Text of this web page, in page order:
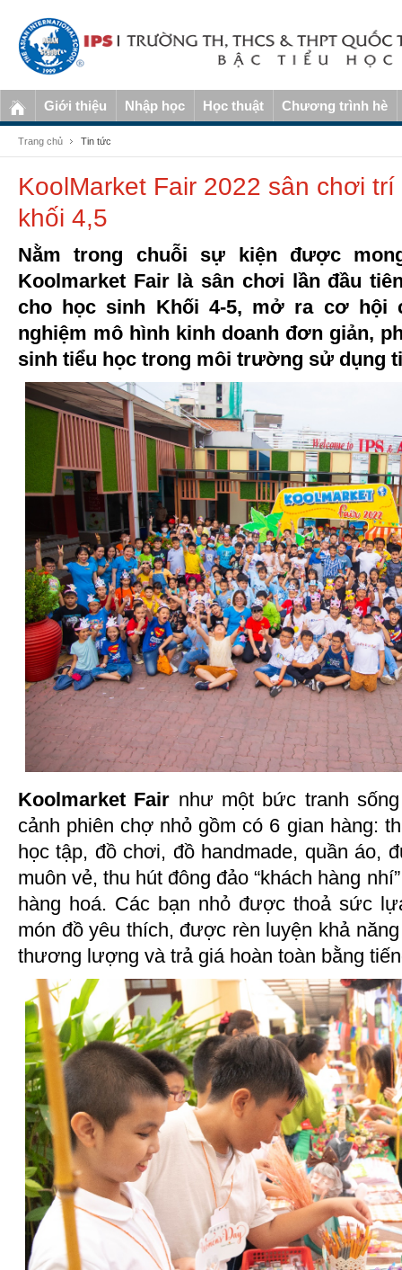
Giới thiệu Nhập học Học thuật Chương trình hè
Trang chủ Tin tức
KoolMarket Fair 2022 sân chơi
khối 4,5
Nằm trong chuỗi sự kiện được
Koolmarket Fair là sân chơi lần đầu
cho học sinh Khối 4-5, mở ra cơ hội
nghiệm mô hình kinh doanh đơn giản,
sinh tiểu học trong môi trường sử dụng
Koolmarket Fair như một bức tranh
cảnh phiên chợ nhỏ gồm có 6 gian hàng:
học tập, đồ chơi, đồ handmade, quần áo,
muôn vẻ, thu hút đông đảo “khách hàng
hàng hoá. Các bạn nhỏ được thoả sức
món đồ yêu thích, được rèn luyện khả
thương lượng và trả giá hoàn toàn bằng